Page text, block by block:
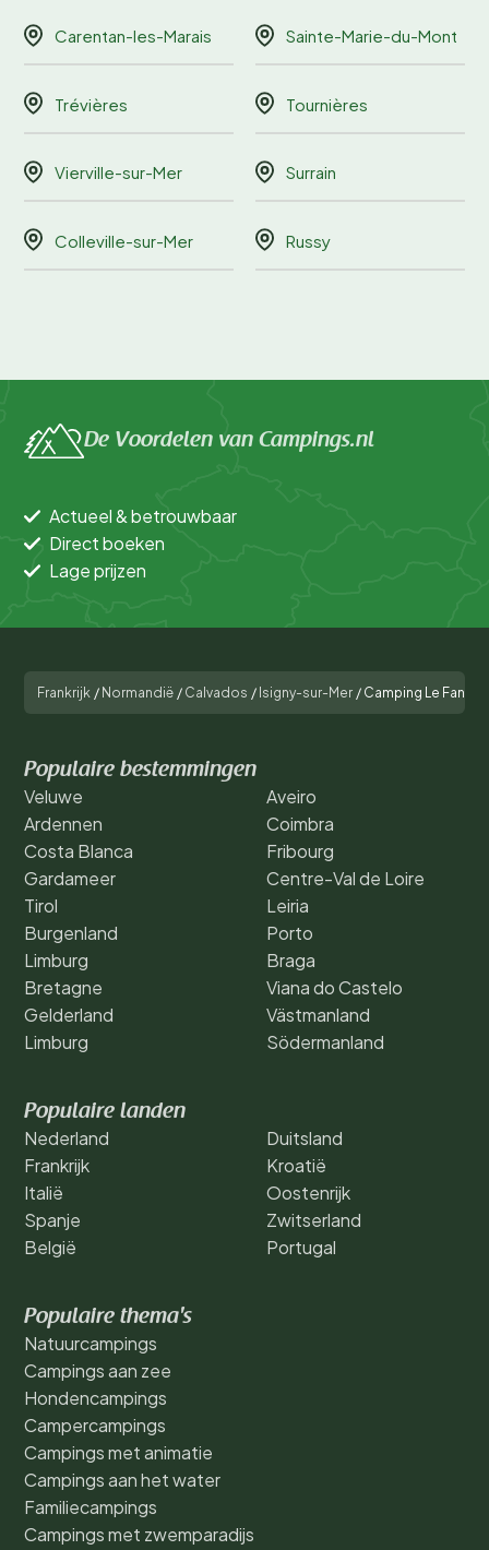
Carentan-les-Marais Sainte-Marie-du-Mont
Trévières Tournières
Vierville-sur-Mer Surrain
Colleville-sur-Mer Russy
De Voordelen van Campings.nl
Actueel & betrouwbaar
Direct boeken
Lage prijzen
Frankrijk / Normandië / Calvados / Isigny-sur-Mer / Camping Le Fanal
Populaire bestemmingen
Veluwe
Ardennen
Costa Blanca
Gardameer
Tirol
Burgenland
Limburg
Bretagne
Gelderland
Limburg
Aveiro
Coimbra
Fribourg
Centre-Val de Loire
Leiria
Porto
Braga
Viana do Castelo
Västmanland
Södermanland
Populaire landen
Nederland
Frankrijk
Italië
Spanje
België
Duitsland
Kroatië
Oostenrijk
Zwitserland
Portugal
Populaire thema's
Natuurcampings
Campings aan zee
Hondencampings
Campercampings
Campings met animatie
Campings aan het water
Familiecampings
Campings met zwemparadijs